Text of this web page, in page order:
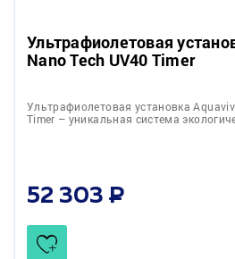
Ультрафиолетовая
Nano Tech UV40 Timer
Ультрафиолетовая установка
Timer – уникальная система
52 303